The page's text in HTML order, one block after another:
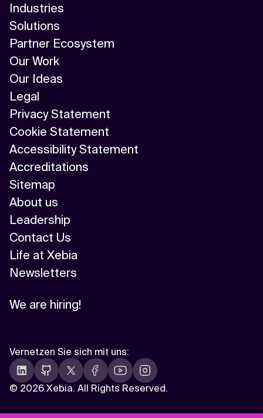
Industries
Solutions
Partner Ecosystem
Our Work
Our Ideas
Legal
Privacy Statement
Cookie Statement
Accessibility Statement
Accreditations
Sitemap
About us
Leadership
Contact Us
Life at Xebia
Newsletters
We are hiring!
© 2026 Xebia. All Rights Reserved.
Vernetzen Sie sich mit uns: